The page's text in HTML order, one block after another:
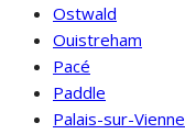
Ostwald
Ouistreham
Pacé
Paddle
Palais-sur-Vienne